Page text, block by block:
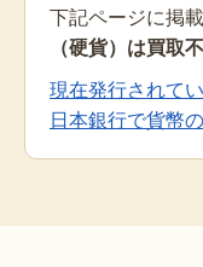
下記ページに掲
（硬貨）は買取
現在発行されて
日本銀行で貨幣